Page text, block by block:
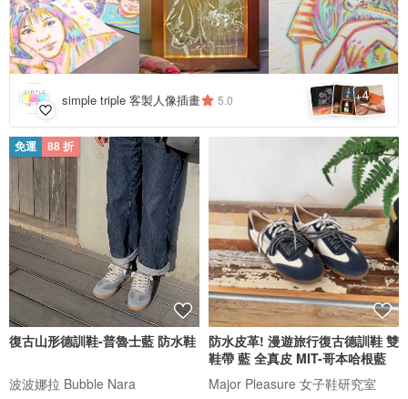
simple triple 客製人像插畫 5.0 +4
免運 88 折
復古山形德訓鞋-普魯士藍 防水鞋
波波娜拉 Bubble Nara
防水皮革! 漫遊旅行復古德訓鞋 雙
鞋帶 藍 全真皮 MIT-哥本哈根藍
Major Pleasure 女子鞋研究室